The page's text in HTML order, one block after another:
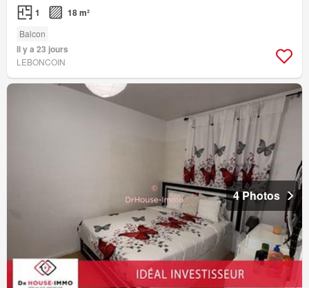
1 18 m²
Balcon
Il y a 23 jours
LEBONCOIN
4 Photos